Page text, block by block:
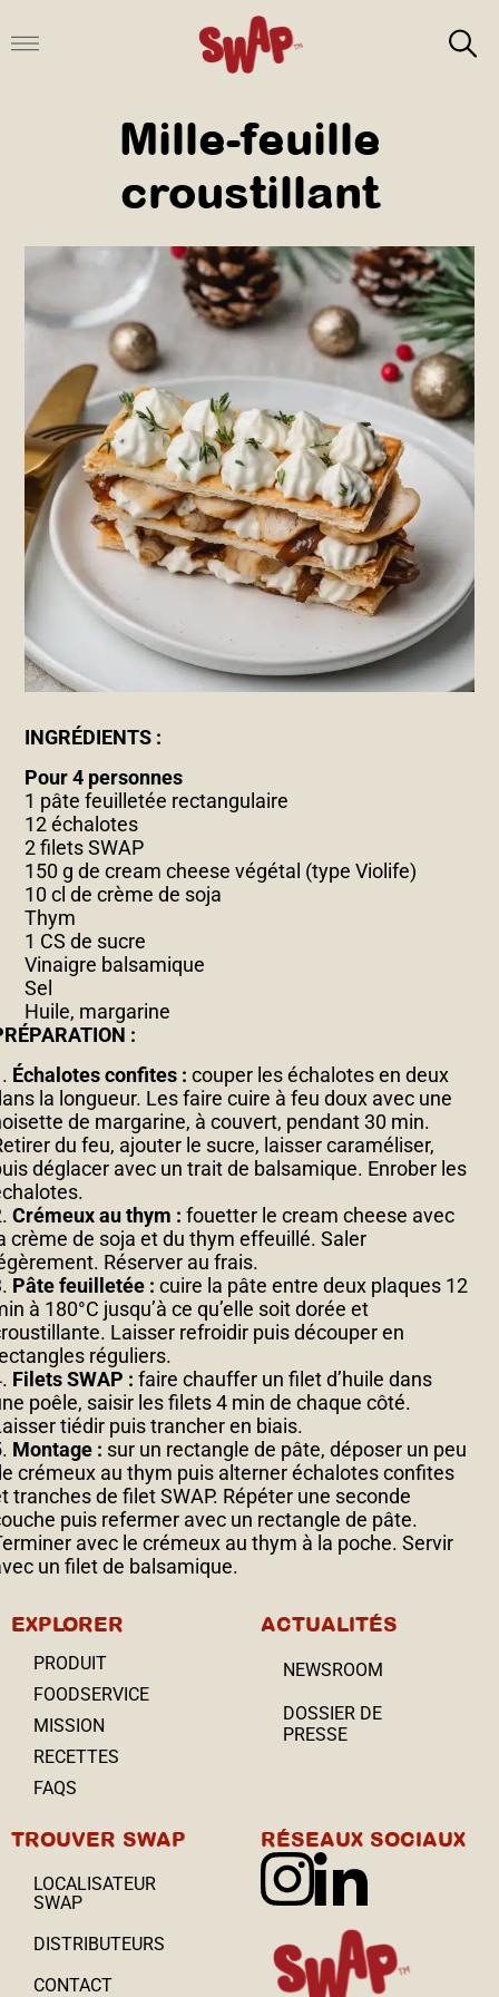
au
Mille-feuille
croustillant
INGRÉDIENTS :
Pour 4 personnes
1 pâte feuilletée rectangulaire
12 échalotes
2 filets SWAP
150 g de cream cheese végétal (type Violife)
10 cl de crème de soja
Thym
1 CS de sucre
Vinaigre balsamique
Sel
Huile, margarine
:
Échalotes confites : couper les échalotes en deux
la longueur. Les faire cuire à feu doux avec une
de margarine, à couvert, pendant 30 min.
du feu, ajouter le sucre, laisser caraméliser,
déglacer avec un trait de balsamique. Enrober les
Crémeux au thym : fouetter le cream cheese avec
crème de soja et du thym effeuillé. Saler
Réserver au frais.
Pâte feuilletée : cuire la pâte entre deux plaques 12
à 180°C jusqu’à ce qu’elle soit dorée et
Laisser refroidir puis découper en
réguliers.
Filets SWAP : faire chauffer un filet d’huile dans
poêle, saisir les filets 4 min de chaque côté.
tiédir puis trancher en biais.
Montage : sur un rectangle de pâte, déposer un peu
crémeux au thym puis alterner échalotes confites
tranches de filet SWAP. Répéter une seconde
puis refermer avec un rectangle de pâte.
avec le crémeux au thym à la poche. Servir
un filet de balsamique.
EXPLORER
PRODUIT
FOODSERVICE
MISSION
RECETTES
FAQS
ACTUALITÉS
NEWSROOM
DOSSIER DE
PRESSE
TROUVER SWAP
LOCALISATEUR
SWAP
DISTRIBUTEURS
CONTACT
RÉSEAUX SOCIAUX